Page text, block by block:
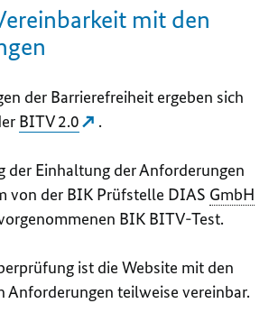
mit den
der Barrierefreiheit ergeben sich
BITV 2.0 .
der Einhaltung der Anforderungen
von der BIK Prüfstelle DIAS GmbH
BIK BITV-Test.
ist die Website mit den
Anforderungen teilweise vereinbar.